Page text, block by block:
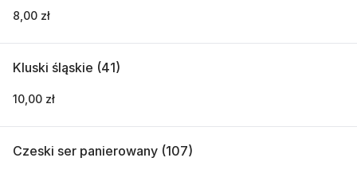
8,00 zł
Kluski śląskie (41)
10,00 zł
Czeski ser panierowany (107)